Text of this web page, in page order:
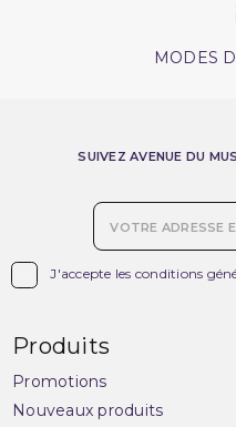
MODES
J'accepte les conditions
SUIVEZ AVENUE DU
Produits
Promotions
Nouveaux produits